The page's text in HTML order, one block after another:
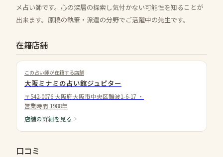
メ占い師です。心の深層の探索し気付かない可能性を知ることが
出来ます。原稿の執筆・派遣の分野でご活躍中の先生です。
在籍店舗
この占い師が在籍する店舗
大阪ミナミの占い館ジュピター
〒542-0076 大阪府大阪市中央区難波1-6-17 ・
営業時間 1988年
店舗の詳細を見る
口コミ